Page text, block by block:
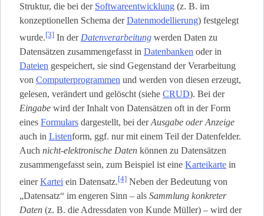
Struktur, die bei der Softwareentwicklung (z. B. im
konzeptionellen Schema derDatenmodellierung) festgelegt
wurde.[3] In der Datenverarbeitung werden Daten zu
Datensätzen zusammengefasst in Datenbanken oder in
Dateien gespeichert, sie sind Gegenstand der Verarbeitung
von Computerprogrammen und werden von diesen erzeugt,
gelesen, verändert und gelöscht (siehe CRUD). Bei der
Eingabe wird der Inhalt von Datensätzen oft in der Form
eines Formulars dargestellt, bei derAusgabe oder Anzeige
auch in Listen­form, ggf. nur mit einem Teil der Datenfelder.
Auch nicht-elektronische Daten können zu Datensätzen
zusammengefasst sein, zum Beispiel ist eine Karteikarte in
einerKartei ein Datensatz.[4] Neben der Bedeutung von
„Datensatz“ im engeren Sinn – als Sammlung konkreter
Daten (z. B. die Adressdaten von Kunde Müller) – wird der